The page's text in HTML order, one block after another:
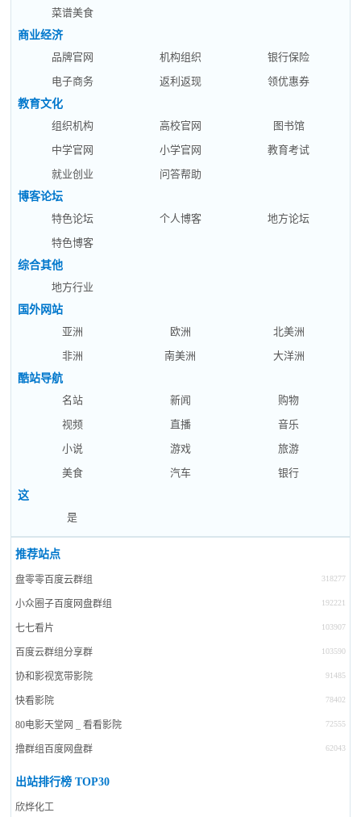
菜谱美食
商业经济
品牌官网
机构组织
银行保险
电子商务
返利返现
领优惠券
教育文化
组织机构
高校官网
图书馆
中学官网
小学官网
教育考试
就业创业
问答帮助
博客论坛
特色论坛
个人博客
地方论坛
特色博客
综合其他
地方行业
国外网站
亚洲
欧洲
北美洲
非洲
南美洲
大洋洲
酷站导航
名站
新闻
购物
视频
直播
音乐
小说
游戏
旅游
美食
汽车
银行
这
是
推荐站点
盘零零百度云群组 318277
小众圈子百度网盘群组 192221
七七看片 103907
百度云群组分享群 103590
协和影视宽带影院 91485
快看影院 78402
80电影天堂网 _ 看看影院 72555
撸群组百度网盘群 62043
出站排行榜 TOP30
欣烨化工